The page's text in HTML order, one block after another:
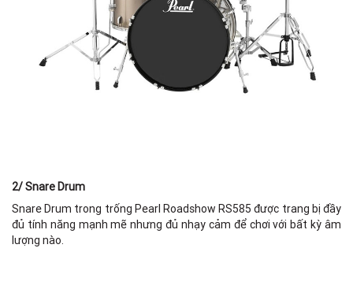
2/ Snare Drum
Snare Drum trong trống Pearl Roadshow RS585 được trang bị đầy
đủ tính năng mạnh mẽ nhưng đủ nhạy cảm để chơi với bất kỳ âm
lượng nào.